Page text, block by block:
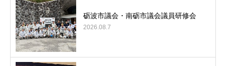
砺波市議会・南砺市議会議員研修会
2026.08.7